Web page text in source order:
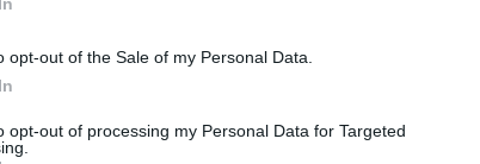
opt-out of the Sale of my Personal Data.
opt-out of processing my Personal Data for Targeted
στο
και στο Instagram